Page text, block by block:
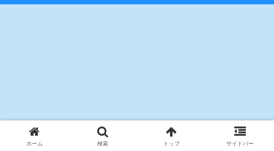
ホーム 検索 トップ サイドバー